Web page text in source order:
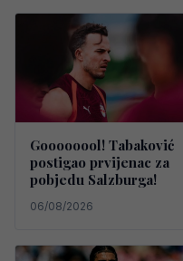
Goooooool! Tabaković
postigao prvijenac za
pobjedu Salzburga!
06/08/2026